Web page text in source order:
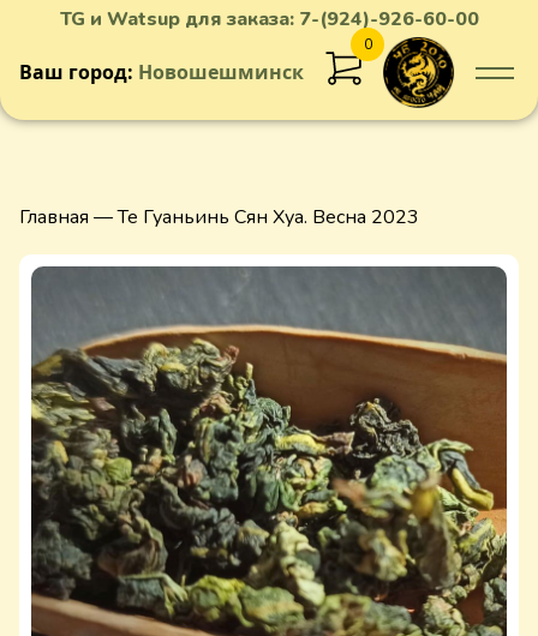
TG и Watsup для заказа: 7-(924)-926-60-00
Ваш город: Новошешминск
0
Главная — Те Гуаньинь Сян Хуа. Весна 2023